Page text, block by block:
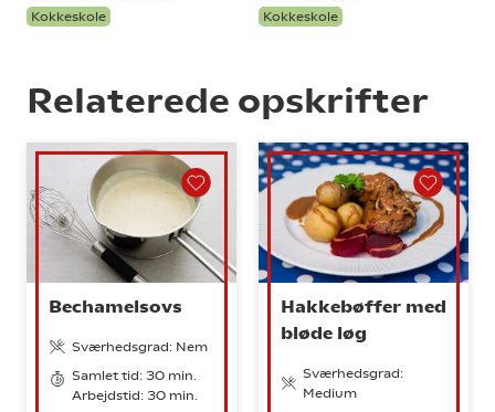
Kokkeskole Kokkeskole
Relaterede opskrifter
Bechamelsovs
Sværhedsgrad: Nem
Samlet tid: 30 min.
Arbejdstid: 30 min.
Hakkebøffer med
bløde løg
Sværhedsgrad:
Medium